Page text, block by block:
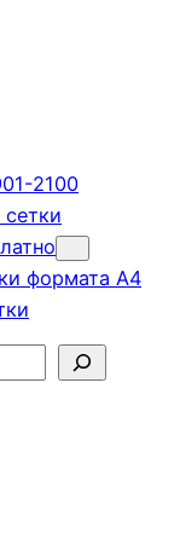
2100
формата А4